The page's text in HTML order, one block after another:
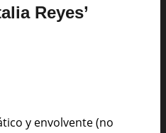
Reyes’
y envolvente (no